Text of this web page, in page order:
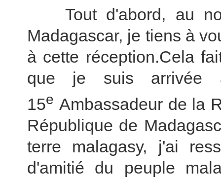
Tout d'abord, au
Madagascar, je tiens à
à cette réception.Cela
que je suis arrivée
15e Ambassadeur de la
République de
terre malagasy, j'ai
d'amitié du peuple